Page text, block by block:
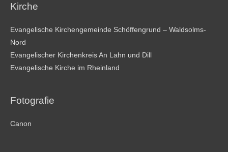
Kirche
Evangelische Kirchengemeinde Schöffengrund – Waldsolms-
Nord
Evangelischer Kirchenkreis An Lahn und Dill
Evangelische Kirche im Rheinland
Fotografie
Canon